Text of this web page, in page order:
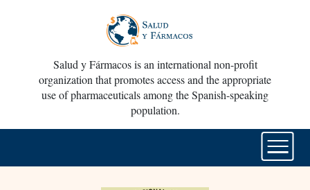
Salud y Fármacos is an international non-profit
organization that promotes access and the appropriate
use of pharmaceuticals among the Spanish-speaking
population.